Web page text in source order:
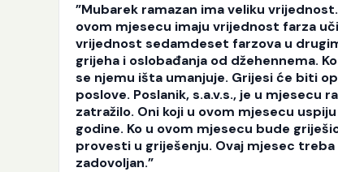
”Mubarek ramazan ima veliku
ovom mjesecu imaju vrijednost farza
vrijednost sedamdeset farzova u
grijeha i oslobađanja od džehennema.
se njemu išta umanjuje. Grijesi će biti
poslove. Poslanik, s.a.v.s., je u mjesecu
zatražilo. Oni koji u ovom mjesecu
godine. Ko u ovom mjesecu bude
provesti u griješenju. Ovaj mjesec
zadovoljan.”